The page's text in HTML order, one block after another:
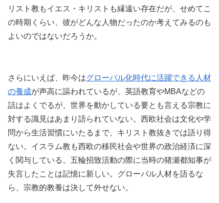
リスト教もイエス・キリストも縁遠い存在だが、せめてこ
の時期くらい、彼がどんな人物だったのか考えてみるのも
よいのではないだろうか。
さらにいえば、昨今はグローバル化時代に活躍できる人材
の養成が声高に謳われているが、英語教育やMBAなどの
話はよくでるが、世界を動かしている要とも言える宗教に
対する識見はあまり語られていない。西欧社会は文化や学
問から生活習慣にいたるまで、キリスト教抜きでは語り得
ない。イスラム教も西欧の移民社会や世界の政治経済に深
く関与している。五輪招致活動の際に当時の猪瀬都知事が
失言したことは記憶に新しい。グローバル人材を語るな
ら、宗教的教養は決して外せない。